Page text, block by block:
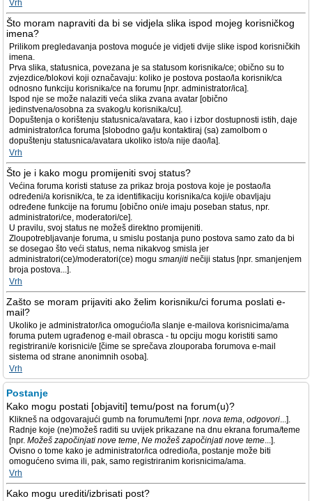
Vrh
Što moram napraviti da bi se vidjela slika ispod mojeg korisničkog
imena?
Prilikom pregledavanja postova moguće je vidjeti dvije slike ispod korisničkih
imena.
Prva slika, statusnica, povezana je sa statusom korisnika/ce; obično su to
zvjezdice/blokovi koji označavaju: koliko je postova postao/la korisnik/ca
odnosno funkciju korisnika/ce na forumu [npr. administrator/ica].
Ispod nje se može nalaziti veća slika zvana avatar [obično
jedinstvena/osobna za svakog/u korisnika/cu].
Dopuštenja o korištenju statusnica/avatara, kao i izbor dostupnosti istih, daje
administrator/ica foruma [slobodno ga/ju kontaktiraj (sa) zamolbom o
dopuštenju statusnica/avatara ukoliko isto/a nije dao/la].
Vrh
Što je i kako mogu promijeniti svoj status?
Većina foruma koristi statuse za prikaz broja postova koje je postao/la
određeni/a korisnik/ca, te za identifikaciju korisnika/ca koji/e obavljaju
određene funkcije na forumu [obično oni/e imaju poseban status, npr.
administratori/ce, moderatori/ce].
U pravilu, svoj status ne možeš direktno promijeniti.
Zloupotrebljavanje foruma, u smislu postanja puno postova samo zato da bi
se dosegao što veći status, nema nikakvog smisla jer
administratori(ce)/moderatori(ce) mogu smanjiti nečiji status [npr. smanjenjem
broja postova...].
Vrh
Zašto se moram prijaviti ako želim korisniku/ci foruma poslati e-
mail?
Ukoliko je administrator/ica omogućio/la slanje e-mailova korisnicima/ama
foruma putem ugrađenog e-mail obrasca - tu opciju mogu koristiti samo
registrirani/e korisnici/e [čime se sprečava zlouporaba forumova e-mail
sistema od strane anonimnih osoba].
Vrh
Postanje
Kako mogu postati [objaviti] temu/post na forum(u)?
Klikneš na odgovarajući gumb na forumu/temi [npr. nova tema, odgovori...].
Radnje koje (ne)možeš raditi su uvijek prikazane na dnu ekrana foruma/teme
[npr. Možeš započinjati nove teme, Ne možeš započinjati nove teme...].
Ovisno o tome kako je administrator/ica odredio/la, postanje može biti
omogućeno svima ili, pak, samo registriranim korisnicima/ama.
Vrh
Kako mogu urediti/izbrisati post?